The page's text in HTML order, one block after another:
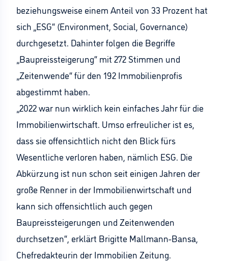
beziehungsweise einem Anteil von 33 Prozent hat
sich „ESG“ (Environment, Social, Governance)
durchgesetzt. Dahinter folgen die Begriffe
„Baupreissteigerung“ mit 272 Stimmen und
„Zeitenwende“ für den 192 Immobilienprofis
abgestimmt haben.
„2022 war nun wirklich kein einfaches Jahr für die
Immobilienwirtschaft. Umso erfreulicher ist es,
dass sie offensichtlich nicht den Blick fürs
Wesentliche verloren haben, nämlich ESG. Die
Abkürzung ist nun schon seit einigen Jahren der
große Renner in der Immobilienwirtschaft und
kann sich offensichtlich auch gegen
Baupreissteigerungen und Zeitenwenden
durchsetzen“, erklärt Brigitte Mallmann-Bansa,
Chefredakteurin der Immobilien Zeitung.